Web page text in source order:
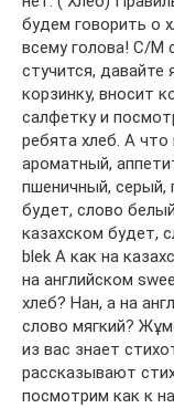
будем говорить о
всему голова! С/М
стучится,
корзинку, вносит
салфетку и
ребята хлеб. А
ароматный,
пшеничный, серый,
будет, слово
казахском будет,
blek А как на
на английском
хлеб? Нан, а на
слово мягкий?
из вас знает
рассказывают
посмотрим как к